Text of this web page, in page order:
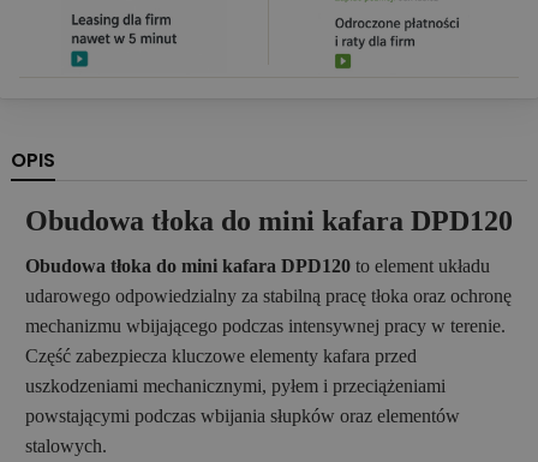
OPIS
Obudowa tłoka do mini kafara DPD120
Obudowa tłoka do mini kafara DPD120 to element układu
udarowego odpowiedzialny za stabilną pracę tłoka oraz ochronę
mechanizmu wbijającego podczas intensywnej pracy w terenie.
Część zabezpiecza kluczowe elementy kafara przed
uszkodzeniami mechanicznymi, pyłem i przeciążeniami
powstającymi podczas wbijania słupków oraz elementów
stalowych.